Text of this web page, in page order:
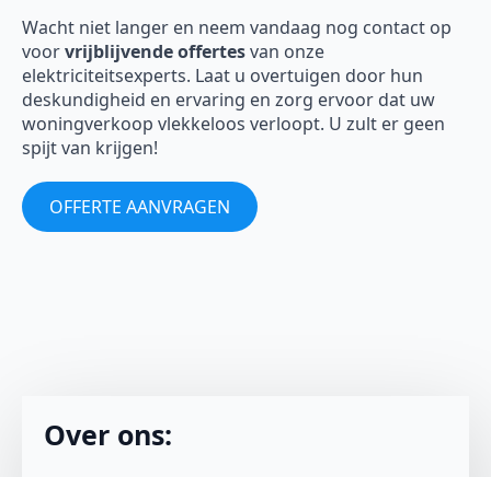
Wacht niet langer en neem vandaag nog contact op
voorvrijblijvende offertesvan onze
elektriciteitsexperts. Laat u overtuigen door hun
deskundigheid en ervaring en zorg ervoor dat uw
woningverkoop vlekkeloos verloopt. U zult er geen
spijt van krijgen!
OFFERTE AANVRAGEN
Over ons: